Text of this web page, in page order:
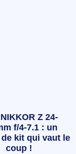
Z 24-
f/4-7.1 : un
kit qui vaut le
coup !